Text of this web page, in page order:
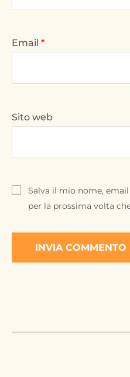
Email *
Sito web
Salva il mio nome,
per la prossima volta